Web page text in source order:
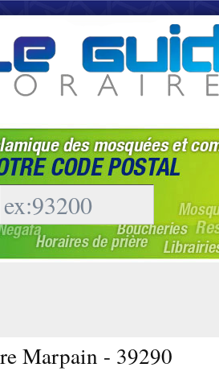
Marpain - 39290